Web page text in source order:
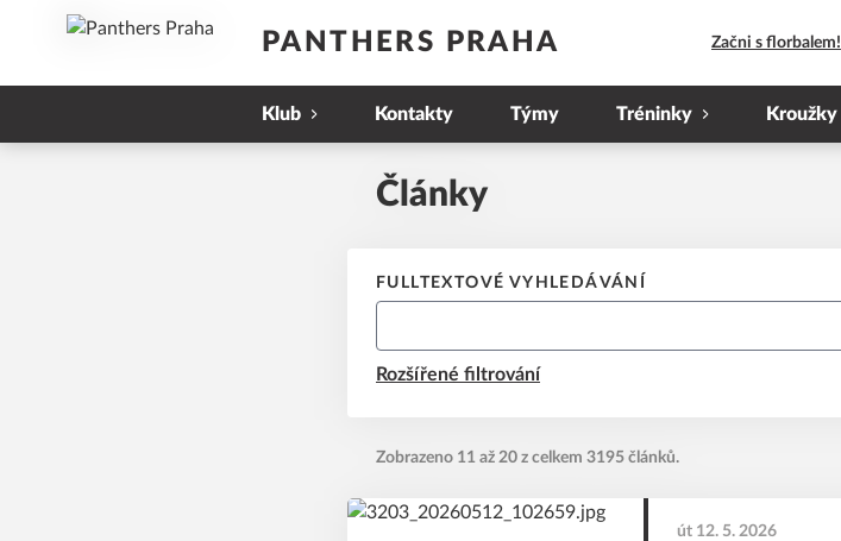
PANTHERS PRAHA Začni s florbalem!
Klub Kontakty Týmy Tréninky Kroužky
Články
FULLTEXTOVÉ VYHLEDÁVÁNÍ
Rozšířené filtrování
Zobrazeno 11 až 20 z celkem 3195 článků.
út 12. 5. 2026